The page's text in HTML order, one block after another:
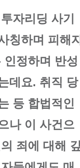
자리딩 사기
칭하며 피해
정하며 반성
데요. 취직 당
등 합법적인
나 이 사건으
죄에 대해